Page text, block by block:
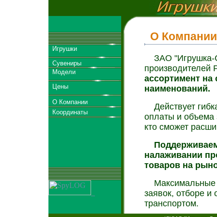
Игрушки
Сувениры
Модели
Цены
О Компании
Координаты
О Компании
ЗАО "Игрушка-
производителей
ассортимент на
наименований.
Действует
оплаты и объема
кто сможет
Поддерживаем
налаживании
товаров на
Максимальные
заявок, отборе и
транспортом.